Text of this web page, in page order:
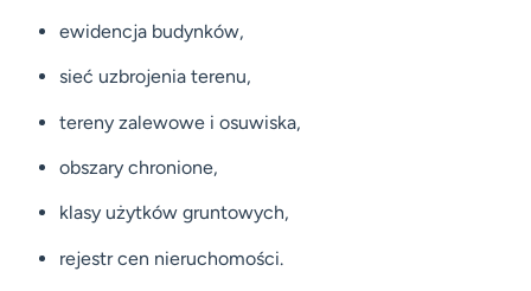
ewidencja budynków,
sieć uzbrojenia terenu,
tereny zalewowe i osuwiska,
obszary chronione,
klasy użytków gruntowych,
rejestr cen nieruchomości.